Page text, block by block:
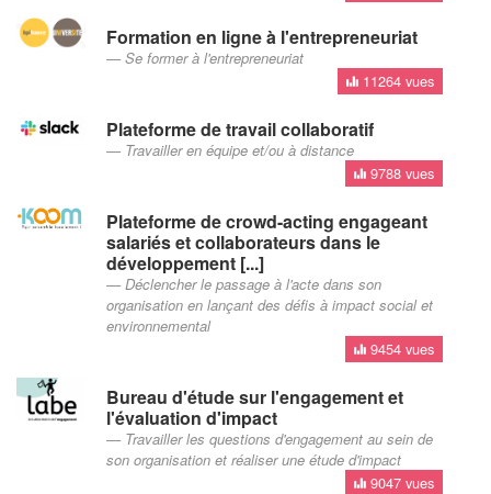
Formation en ligne à l'entrepreneuriat
Se former à l'entrepreneuriat
11264 vues
Plateforme de travail collaboratif
Travailler en équipe et/ou à distance
9788 vues
Plateforme de crowd-acting engageant
salariés et collaborateurs dans le
développement [...]
Déclencher le passage à l'acte dans son
organisation en lançant des défis à impact social et
environnemental
9454 vues
Bureau d'étude sur l'engagement et
l'évaluation d'impact
Travailler les questions d'engagement au sein de
son organisation et réaliser une étude d'impact
9047 vues